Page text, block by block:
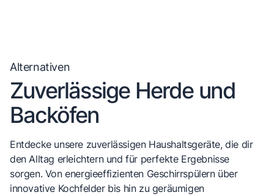
Alternativen
Zuverlässige Herde und
Backöfen
Entdecke unsere zuverlässigen Haushaltsgeräte, die dir
den Alltag erleichtern und für perfekte Ergebnisse
sorgen. Von energieeffizienten Geschirrspülern über
innovative Kochfelder bis hin zu geräumigen